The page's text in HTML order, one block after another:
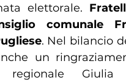
elettorale.
comunale
. Nel bilancio
un
regionale Giulia